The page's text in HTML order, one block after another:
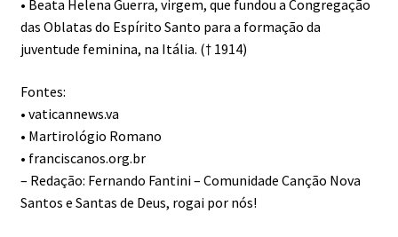
• Beata Helena Guerra, virgem, que fundou a Congregação
das Oblatas do Espírito Santo para a formação da
juventude feminina, na Itália. († 1914)
Fontes:
• vaticannews.va
• Martirológio Romano
• franciscanos.org.br
– Redação: Fernando Fantini – Comunidade Canção Nova
Santos e Santas de Deus, rogai por nós!